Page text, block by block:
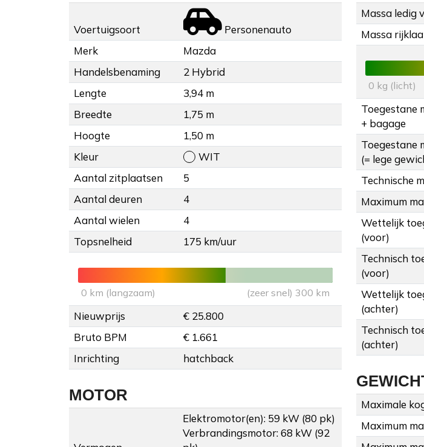
Voertuigsoort
Personenauto
Merk
Mazda
Handelsbenaming
2 Hybrid
Lengte
3,94 m
Breedte
1,75 m
Hoogte
1,50 m
Kleur
WIT
Aantal zitplaatsen
5
Aantal deuren
4
Aantal wielen
4
Topsnelheid
175 km/uur
0 km (langzaam) (zeer snel) 300 km
Nieuwprijs
€ 25.800
Bruto BPM
€ 1.661
Inrichting
hatchback
MOTOR
Elektromotor(en): 59 kW (80 pk)
Verbrandingsmotor: 68 kW (92
Massa ledig
Massa
0 kg (licht)
Toegestane
+ bagage
Toegestane
(= lege
Technische
Maximum
Wettelijk
(voor)
Technisch
(voor)
Wettelijk
(achter)
Technisch
(achter)
Maximale
Maximum